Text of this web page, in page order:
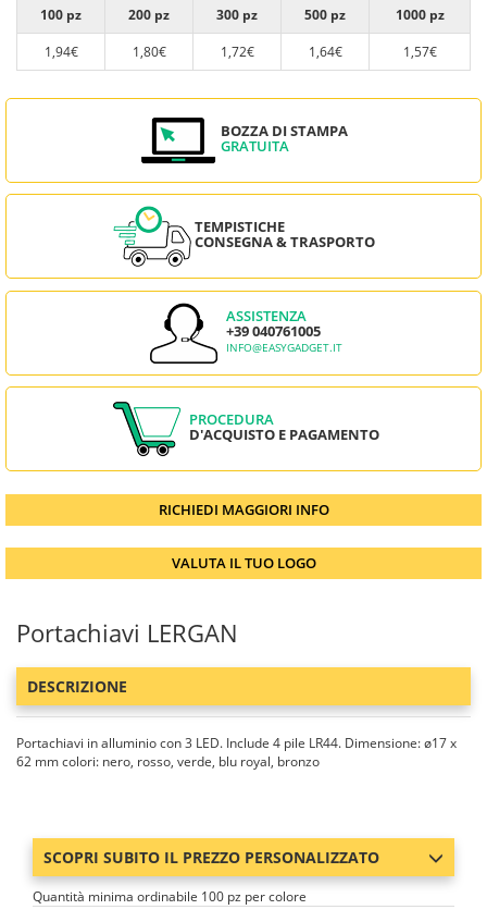
100 pz 200 pz 300 pz 500 pz
1000 pz
1,94€
1,80€ 1,72€ 1,64€ 1,57€
BOZZA DI STAMPA
GRATUITA
TEMPISTICHE
CONSEGNA & TRASPORTO
ASSISTENZA
+39 040761005
INFO@EASYGADGET.IT
PROCEDURA
D'ACQUISTO E PAGAMENTO
RICHIEDI MAGGIORI INFO
VALUTA IL TUO LOGO
Portachiavi LERGAN
DESCRIZIONE
Portachiavi in alluminio con 3 LED. Include 4 pile LR44. Dimensione: ø17 x
62 mm colori: nero, rosso, verde, blu royal, bronzo
SCOPRI SUBITO IL PREZZO PERSONALIZZATO
Quantità minima ordinabile 100 pz per colore